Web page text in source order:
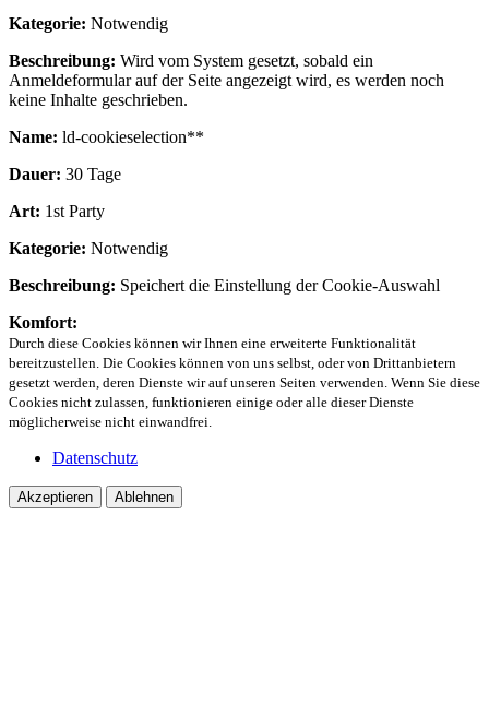
Kategorie: Notwendig
Beschreibung: Wird vom System gesetzt, sobald ein
Anmeldeformular auf der Seite angezeigt wird, es werden noch
keine Inhalte geschrieben.
Name: ld-cookieselection**
Dauer: 30 Tage
Art: 1st Party
Kategorie: Notwendig
Beschreibung: Speichert die Einstellung der Cookie-Auswahl
Komfort:
Durch diese Cookies können wir Ihnen eine erweiterte Funktionalität
bereitzustellen. Die Cookies können von uns selbst, oder von Drittanbietern
gesetzt werden, deren Dienste wir auf unseren Seiten verwenden. Wenn Sie diese
Cookies nicht zulassen, funktionieren einige oder alle dieser Dienste
möglicherweise nicht einwandfrei.
Datenschutz
Akzeptieren Ablehnen